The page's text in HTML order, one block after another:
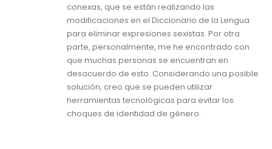
conexas, que se están realizando las
modificaciones en el Diccionario de la Lengua
para eliminar expresiones sexistas. Por otra
parte, personalmente, me he encontrado con
que muchas personas se encuentran en
desacuerdo de esto. Considerando una posible
solución, creo que se pueden utilizar
herramientas tecnológicas para evitar los
choques de identidad de género.